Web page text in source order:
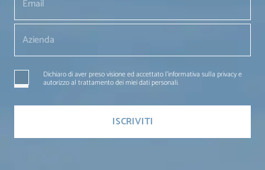
Dichiaro di aver preso visione ed accettato l'informativa sulla privacy e
autorizzo al trattamento dei miei dati personali.